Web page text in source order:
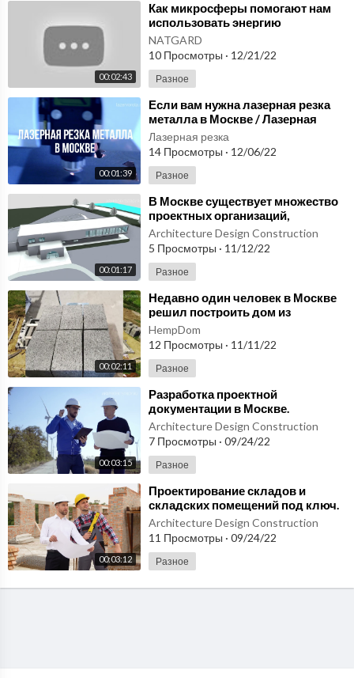
00:02:43
⁣Как микросферы помогают нам
использовать энергию
человеческого тела.
Микросферы купить в Москве
NATGARD
10 Просмотры · 12/21/22
Разное
00:01:39
⁣Если вам нужна лазерная резка
металла в Москве / Лазерная
резка Москва
Лазерная резка
14 Просмотры · 12/06/22
Разное
00:01:17
⁣В Москве существует множество
проектных организаций,
предлагающих услуги
комплексного проектирования
Architecture Design Construction
5 Просмотры · 11/12/22
Разное
00:02:11
⁣Недавно один человек в Москве
решил построить дом из
конопляных блоков.
HempDom
12 Просмотры · 11/11/22
Разное
00:03:15
⁣Разработка проектной
документации в Москве.
Строительная проектная
документация
Architecture Design Construction
7 Просмотры · 09/24/22
Разное
00:03:12
⁣Проектирование складов и
складских помещений под ключ.
Проектный институт. Заказать
проект в Москве
Architecture Design Construction
11 Просмотры · 09/24/22
Разное